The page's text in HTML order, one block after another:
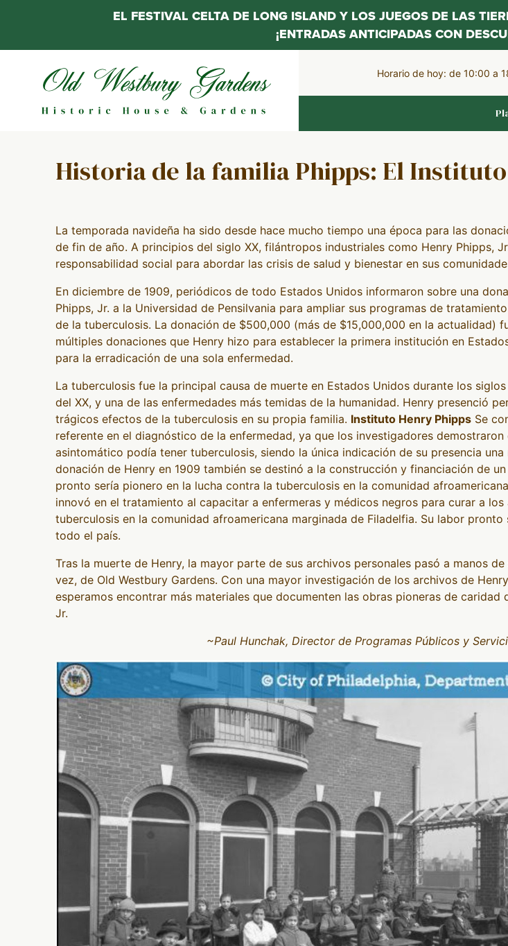
contenido
Horario de hoy: de 10:00 a
Historia de la familia Phipps: El
La temporada navideña ha sido desde hace mucho tiempo una época para las
de fin de año. A principios del siglo XX, filántropos industriales como Henry Phipps,
responsabilidad social para abordar las crisis de salud y bienestar en sus
En diciembre de 1909, periódicos de todo Estados Unidos informaron sobre una
Phipps, Jr. a la Universidad de Pensilvania para ampliar sus programas de
de la tuberculosis. La donación de $500,000 (más de $15,000,000 en la actualidad)
múltiples donaciones que Henry hizo para establecer la primera institución en
para la erradicación de una sola enfermedad.
La tuberculosis fue la principal causa de muerte en Estados Unidos durante los
del XX, y una de las enfermedades más temidas de la humanidad. Henry presenció
trágicos efectos de la tuberculosis en su propia familia. Instituto Henry Phipps Se
referente en el diagnóstico de la enfermedad, ya que los investigadores demostraron
asintomático podía tener tuberculosis, siendo la única indicación de su presencia una
donación de Henry en 1909 también se destinó a la construcción y financiación de
pronto sería pionero en la lucha contra la tuberculosis en la comunidad
innovó en el tratamiento al capacitar a enfermeras y médicos negros para curar a
tuberculosis en la comunidad afroamericana marginada de Filadelfia. Su labor pronto
todo el país.
Tras la muerte de Henry, la mayor parte de sus archivos personales pasó a manos de
vez, de Old Westbury Gardens. Con una mayor investigación de los archivos de
esperamos encontrar más materiales que documenten las obras pioneras de caridad
Jr.
~Paul Hunchak, Director de Programas Públicos y
EL FESTIVAL CELTA DE LONG ISLAND Y LOS JUEGOS DE LAS
¡ENTRADAS ANTICIPADAS CON